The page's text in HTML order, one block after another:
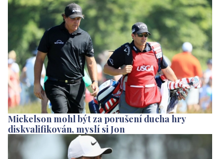
Mickelson mohl být za porušení ducha hry
diskvalifikován, myslí si Jon